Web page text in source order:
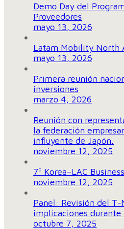
Demo Day del
Proveedores
mayo 13, 2026
Latam Mobility North
mayo 13, 2026
Primera reunión
inversiones
marzo 4, 2026
Reunión con
la federación
influyente de Japón.
noviembre 12, 2025
7º Korea–LAC
noviembre 12, 2025
Panel: Revisión del T-
implicaciones durante
octubre 7, 2025